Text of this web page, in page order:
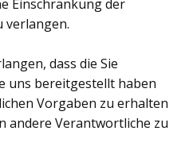
Einschränkung der
verlangen.
dass die Sie
uns bereitgestellt haben
Vorgaben zu erhalten
andere Verantwortliche zu